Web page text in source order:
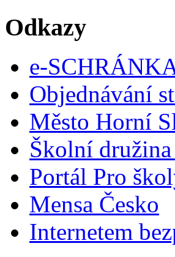
Odkazy
e-
Objednávání
Město Horní
Školní
Portál Pro
Mensa Česko
Internetem